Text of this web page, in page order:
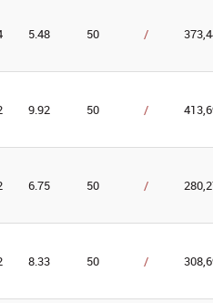
5.48 50 /
9.92 50 /
6.75 50 /
8.33 50 /